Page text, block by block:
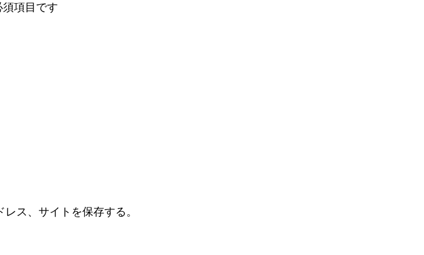
項目です
ス、サイトを保存する。